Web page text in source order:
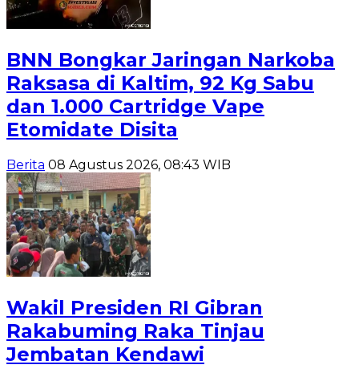
BNN Bongkar Jaringan Narkoba
Raksasa di Kaltim, 92 Kg Sabu
dan 1.000 Cartridge Vape
Etomidate Disita
Berita 08 Agustus 2026, 08:43 WIB
Wakil Presiden RI Gibran
Rakabuming Raka Tinjau
Jembatan Kendawi